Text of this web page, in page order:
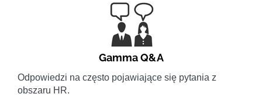
Gamma Q&A
Odpowiedzi na często pojawiające się pytania z
obszaru HR.